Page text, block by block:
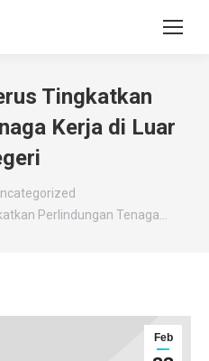
Tingkatkan
Kerja di Luar
Perlindungan Tenaga…
Feb